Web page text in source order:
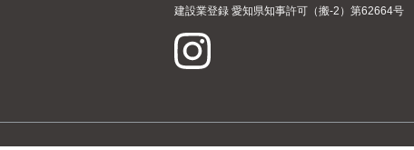
建設業登録 愛知県知事許可（搬-2）第62664号